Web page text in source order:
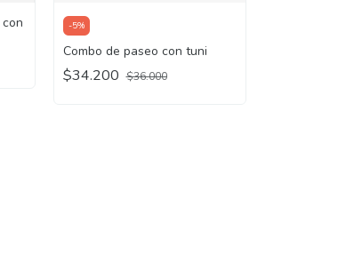
-5%
Combo de paseo con tuni
$34.200 $36.000